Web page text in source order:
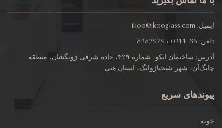
ikoo@ikooglass.com
86-0311-83829793
آدرس: ساختمان ایکو، شماره ۴۲۹، جاده شرقی ژونگشان، منطقه
شهر شیجیاژوانگ، استان هبی
سریع